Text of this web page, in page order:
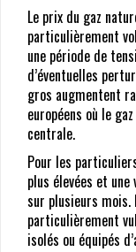
Le prix du gaz
particulièrement
une période de
d’éventuelles
gros augmentent
européens où le
centrale.
Pour les
plus élevées et
sur plusieurs mois.
particulièrement
isolés ou équipés